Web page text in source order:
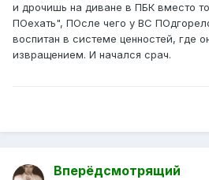
и дрочишь на диване в ПБК вместо
ПОехать", ПОсле чего у ВС
воспитан в системе ценностей, где
извращением. И начался срач.
Вперёдсмотрящий